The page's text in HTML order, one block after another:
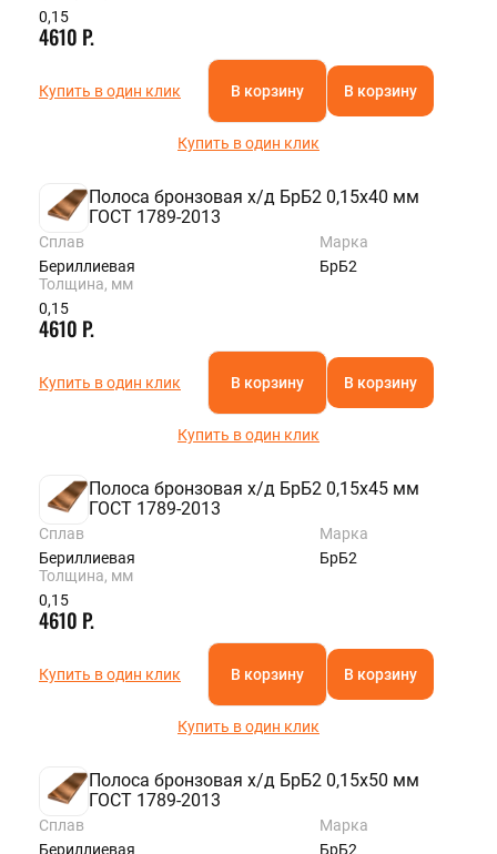
0,15
4610 Р.
Купить в один клик В корзину В корзину
Купить в один клик
Полоса бронзовая х/д БрБ2 0,15х40 мм
ГОСТ 1789-2013
Сплав
Бериллиевая
Марка
БрБ2
Толщина, мм
0,15
4610 Р.
Купить в один клик В корзину В корзину
Купить в один клик
Полоса бронзовая х/д БрБ2 0,15х45 мм
ГОСТ 1789-2013
Сплав
Бериллиевая
Марка
БрБ2
Толщина, мм
0,15
4610 Р.
Купить в один клик В корзину В корзину
Купить в один клик
Полоса бронзовая х/д БрБ2 0,15х50 мм
ГОСТ 1789-2013
Сплав
Бериллиевая
Марка
БрБ2